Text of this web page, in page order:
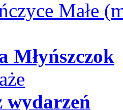
Małe
Młyńszczok
wydarzeń